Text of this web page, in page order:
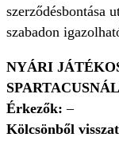
szerződésbontása
szabadon
NYÁRI
SPARTACUSNÁL
Érkezők: –
Kölcsönből